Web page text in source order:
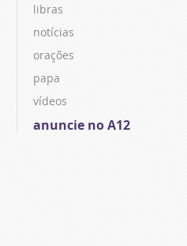
libras
notícias
orações
papa
vídeos
anuncie no A12